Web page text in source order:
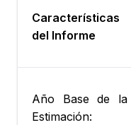
Características
del Informe
Año Base de la
Estimación: